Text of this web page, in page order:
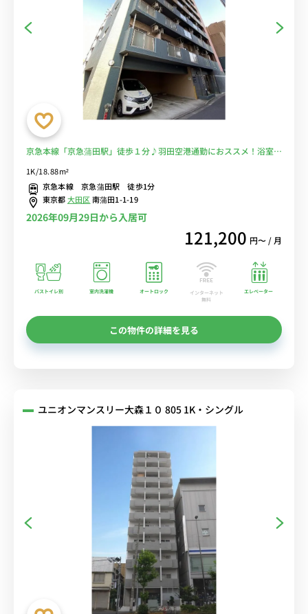
京急本線「京急蒲田駅」徒歩１分♪羽田空港通勤におススメ！浴室乾
1K/18.88m²
京急本線 京急蒲田駅 徒歩1分
東京都大田区南蒲田1-1-19
2026年09月29日から入居可
121,200 円〜 / 月
バストイレ別 室内洗濯機 オートロック
インターネット
無料
エレベーター
この物件の詳細を見る
ユニオンマンスリー大森１０ 805 1K・シングル